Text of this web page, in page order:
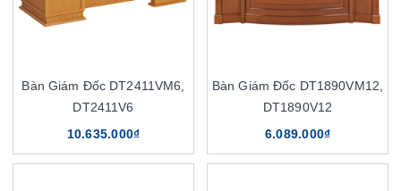
Bàn Giám Đốc DT2411VM6,
DT2411V6
10.635.000₫
Bàn Giám Đốc DT1890VM12,
DT1890V12
6.089.000₫